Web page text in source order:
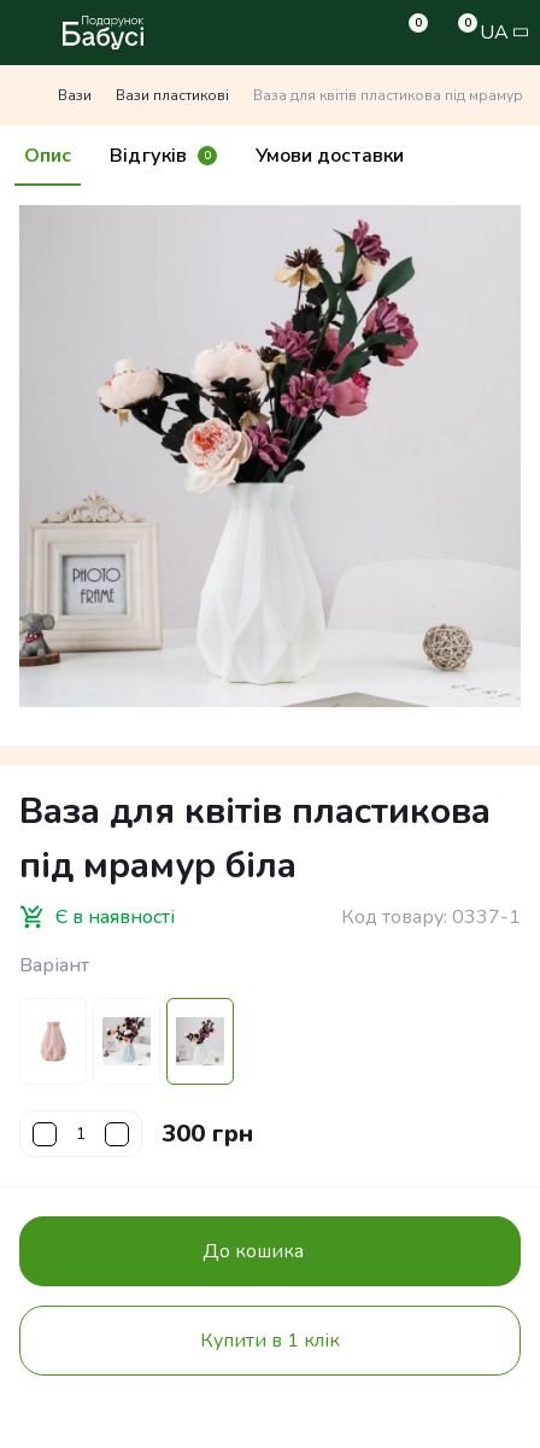
0 0 UA
Вази Вази пластикові Ваза для квітів пластикова під мрамур
Опис Відгуків 0 Умови доставки
Ваза для квітів пластикова
під мрамур біла
Є в наявності Код товару: 0337-1
Варіант
300 грн
До кошика
Купити в 1 клік